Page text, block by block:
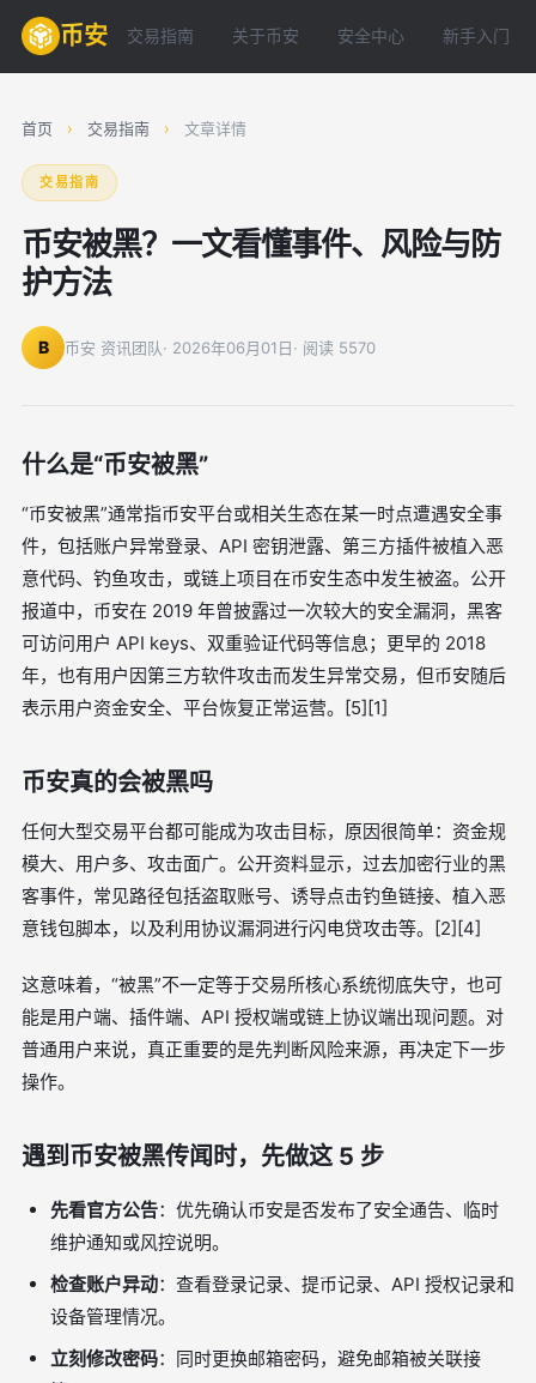
币安 交易指南 关于币安 安全中心 新手入门
首页 › 交易指南 › 文章详情
交易指南
币安被黑？一文看懂事件、风险与防
护方法
B 币安 资讯团队· 2026年06月01日· 阅读 5570
什么是“币安被黑”
“币安被黑”通常指币安平台或相关生态在某一时点遭遇安全事
件，包括账户异常登录、API 密钥泄露、第三方插件被植入恶
意代码、钓鱼攻击，或链上项目在币安生态中发生被盗。公开
报道中，币安在 2019 年曾披露过一次较大的安全漏洞，黑客
可访问用户 API keys、双重验证代码等信息；更早的 2018
年，也有用户因第三方软件攻击而发生异常交易，但币安随后
表示用户资金安全、平台恢复正常运营。[5][1]
币安真的会被黑吗
任何大型交易平台都可能成为攻击目标，原因很简单：资金规
模大、用户多、攻击面广。公开资料显示，过去加密行业的黑
客事件，常见路径包括盗取账号、诱导点击钓鱼链接、植入恶
意钱包脚本，以及利用协议漏洞进行闪电贷攻击等。[2][4]
这意味着，“被黑”不一定等于交易所核心系统彻底失守，也可
能是用户端、插件端、API 授权端或链上协议端出现问题。对
普通用户来说，真正重要的是先判断风险来源，再决定下一步
操作。
遇到币安被黑传闻时，先做这 5 步
先看官方公告：优先确认币安是否发布了安全通告、临时
维护通知或风控说明。
检查账户异动：查看登录记录、提币记录、API 授权记录和
设备管理情况。
立刻修改密码：同时更换邮箱密码，避免邮箱被关联接